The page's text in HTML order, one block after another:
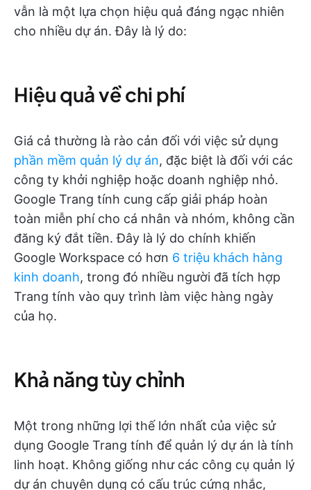
vẫn là một lựa chọn hiệu quả đáng ngạc nhiên
cho nhiều dự án. Đây là lý do:
Hiệu quả về chi phí
Giá cả thường là rào cản đối với việc sử dụng
phần mềm quản lý dự án, đặc biệt là đối với các
công ty khởi nghiệp hoặc doanh nghiệp nhỏ.
Google Trang tính cung cấp giải pháp hoàn
toàn miễn phí cho cá nhân và nhóm, không cần
đăng ký đắt tiền. Đây là lý do chính khiến
Google Workspace có hơn 6 triệu khách hàng
kinh doanh, trong đó nhiều người đã tích hợp
Trang tính vào quy trình làm việc hàng ngày
của họ.
Khả năng tùy chỉnh
Một trong những lợi thế lớn nhất của việc sử
dụng Google Trang tính để quản lý dự án là tính
linh hoạt. Không giống như các công cụ quản lý
dự án chuyên dụng có cấu trúc cứng nhắc,